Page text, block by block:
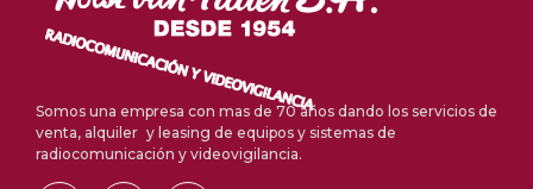
Somos una empresa con mas de 70 años dando los servicios de
venta, alquiler y leasing de equipos y sistemas de
radiocomunicación y videovigilancia.